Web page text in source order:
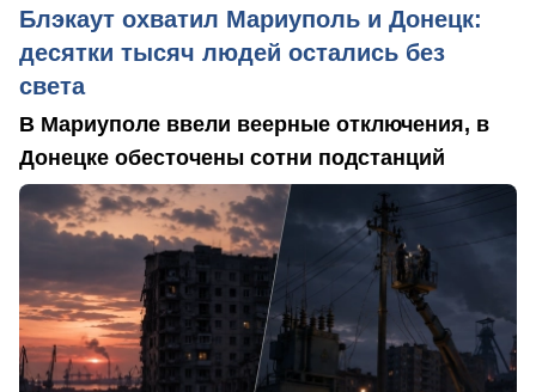
Блэкаут охватил Мариуполь и Донецк:
десятки тысяч людей остались без
света
В Мариуполе ввели веерные отключения, в
Донецке обесточены сотни подстанций